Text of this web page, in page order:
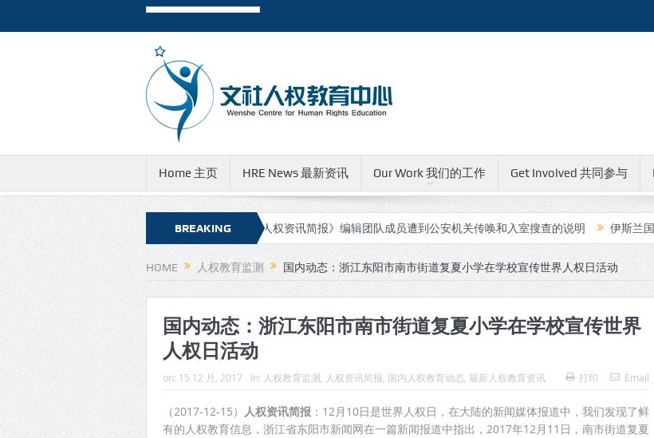
Home 主页 HRE News 最新资讯 Our Work 我们的工作 Get Involved 共同参与
BREAKING
NEWS
资讯简报》新的网址和邮件地址 有关《人权资讯简报》编辑团队成员遭到公安机关传唤和入室搜查的说明 伊斯兰国宣布对
HOME 人权教育监测 国内动态：浙江东阳市南市街道复夏小学在学校宣传世界人权日活动
国内动态：浙江东阳市南市街道复夏小学在学校宣传世界
人权日活动
on: 15 12 月, 2017 In: 人权教育监测 人权资讯简报 国内人权教育动态 最新人权教育资讯 打印 Email
（2017-12-15） 人权资讯简报 ：12月10日是世界人权日，在大陆的新闻媒体报道中，我们发现了鲜
有的人权教育信息，浙江省东阳市新闻网在一篇新闻报道中指出，2017年12月11日，南市街道复夏